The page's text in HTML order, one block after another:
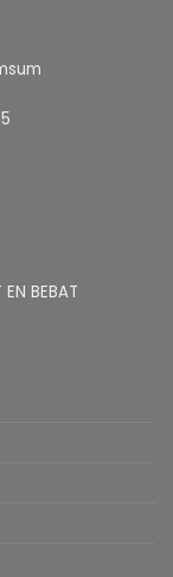
EN BEBAT